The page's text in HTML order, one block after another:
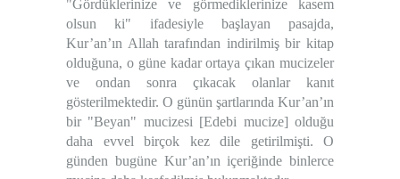
"Gördüklerinize ve görmediklerinize kasem
olsun ki" ifadesiyle başlayan pasajda,
Kur’an’ın Allah tarafından indirilmiş bir kitap
olduğuna, o güne kadar ortaya çıkan mucizeler
ve ondan sonra çıkacak olanlar kanıt
gösterilmektedir. O günün şartlarında Kur’an’ın
bir "Beyan" mucizesi [Edebi mucize] olduğu
daha evvel birçok kez dile getirilmişti. O
günden bugüne Kur’an’ın içeriğinde binlerce